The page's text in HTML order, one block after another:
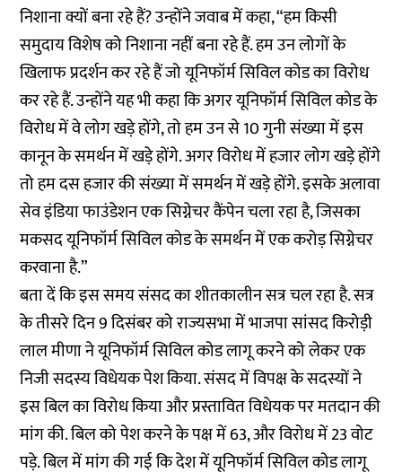
निशाना क्यों बना रहे हैं? उन्होंने जवाब में कहा, “हम किसी
समुदाय विशेष को निशाना नहीं बना रहे हैं. हम उन लोगों के
खिलाफ प्रदर्शन कर रहे हैं जो यूनिफॉर्म सिविल कोड का विरोध
कर रहे हैं. उन्होंने यह भी कहा कि अगर यूनिफॉर्म सिविल कोड के
विरोध में वे लोग खड़े होंगे, तो हम उन से 10 गुनी संख्या में इस
कानून के समर्थन में खड़े होंगे. अगर विरोध में हजार लोग खड़े होंगे
तो हम दस हजार की संख्या में समर्थन में खड़े होंगे. इसके अलावा
सेव इंडिया फाउंडेशन एक सिग्नेचर कैंपेन चला रहा है, जिसका
मकसद यूनिफॉर्म सिविल कोड के समर्थन में एक करोड़ सिग्नेचर
करवाना है.”
बता दें कि इस समय संसद का शीतकालीन सत्र चल रहा है. सत्र
के तीसरे दिन 9 दिसंबर को राज्यसभा में भाजपा सांसद किरोड़ी
लाल मीणा ने यूनिफॉर्म सिविल कोड लागू करने को लेकर एक
निजी सदस्य विधेयक पेश किया. संसद में विपक्ष के सदस्यों ने
इस बिल का विरोध किया और प्रस्तावित विधेयक पर मतदान की
मांग की. बिल को पेश करने के पक्ष में 63, और विरोध में 23 वोट
पड़े. बिल में मांग की गई कि देश में यूनिफॉर्म सिविल कोड लागू